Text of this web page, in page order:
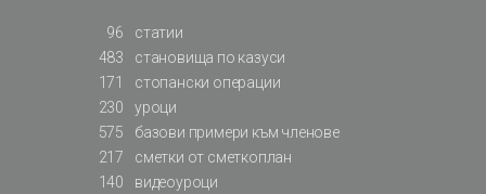
96
статии
483
становища по казуси
171
стопански операции
230
уроци
575
базови примери към членове
217
сметки от сметкоплан
140
видеоуроци